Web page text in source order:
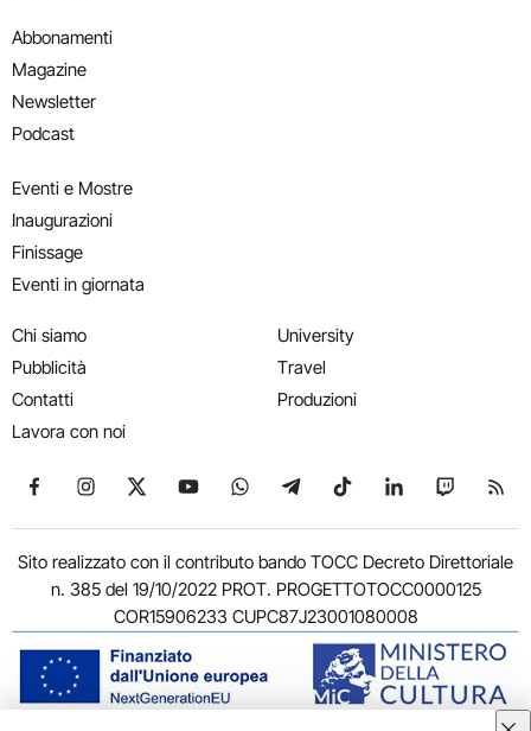
Abbonamenti
Magazine
Newsletter
Podcast
Eventi e Mostre
Inaugurazioni
Finissage
Eventi in giornata
Chi siamo
Pubblicità
Contatti
Lavora con noi
University
Travel
Produzioni
Seguici su Facebook
Seguici su Instagram
Seguici su X
Seguici su YouTube
Seguici su WhatsApp
Seguici su Telegram
Seguici su TikTok
Seguici su
Seguici
Sito realizzato con il contributo bando TOCC Decreto Direttoriale
n. 385 del 19/10/2022 PROT. PROGETTOTOCC0000125
COR15906233 CUPC87J23001080008